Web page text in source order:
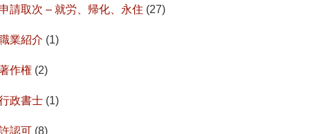
申請取次 – 就労、帰化、永住 (27)
業紹介 (1)
作権 (2)
政書士 (1)
認可 (8)